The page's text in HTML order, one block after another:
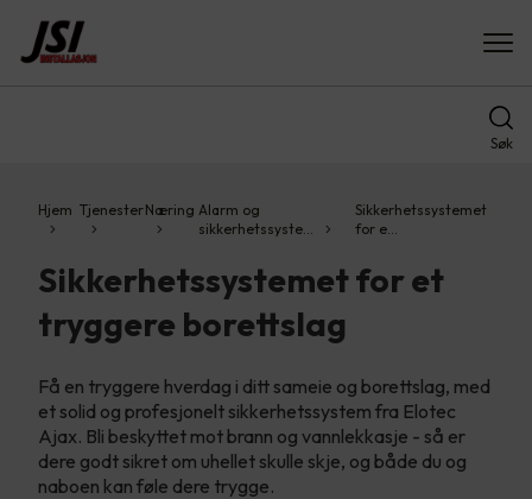
Søk
Hjem TjenesterNæring Alarm og
sikkerhetssyste…
Sikkerhetssystemet
for e…
Sikkerhetssystemet for et
tryggere borettslag
Få en tryggere hverdag i ditt sameie og borettslag, med
et solid og profesjonelt sikkerhetssystem fra Elotec
Ajax. Bli beskyttet mot brann og vannlekkasje - så er
dere godt sikret om uhellet skulle skje, og både du og
naboen kan føle dere trygge.